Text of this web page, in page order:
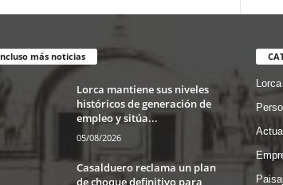
más noticias
Lorca mantiene sus niveles
históricos de generación de
empleo y sitúa...
05/08/2026
Casalduero reclama un plan
de choque definitivo para
Lorca